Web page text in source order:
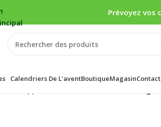
Prévoyez vos
Calendriers De L’aventBoutiqueMagasinContact